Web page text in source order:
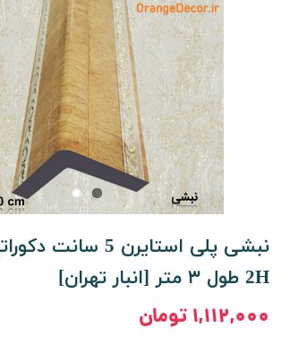
2H طول ۳ متر [انبار تهران]
۱,۱۱۲,۰۰۰ تومان